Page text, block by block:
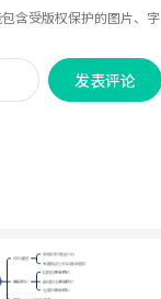
含受版权保护的图片、字
发表评论